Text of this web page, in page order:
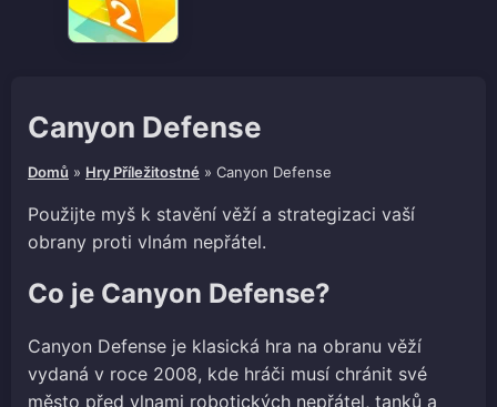
Canyon Defense
Domů » Hry Příležitostné » Canyon Defense
Použijte myš k stavění věží a strategizaci vaší
obrany proti vlnám nepřátel.
Co je Canyon Defense?
Canyon Defense je klasická hra na obranu věží
vydaná v roce 2008, kde hráči musí chránit své
město před vlnami robotických nepřátel, tanků a